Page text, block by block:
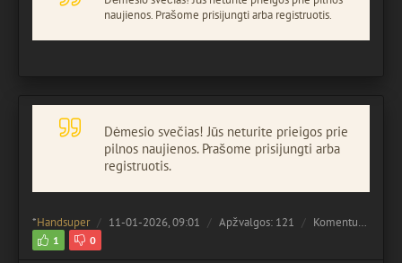
naujienos. Prašome prisijungti arba registruotis.
Dėmesio svečias! Jūs neturite prieigos prie
pilnos naujienos. Prašome prisijungti arba
registruotis.
*Handsuper 11-01-2026, 09:01 Apžvalgos: 121 Komentuota:
1 0